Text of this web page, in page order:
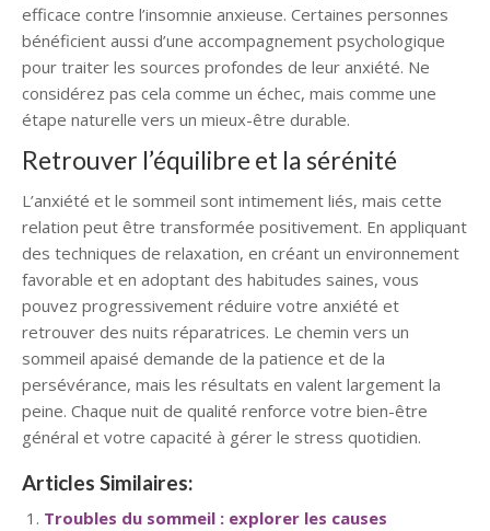
efficace contre l’insomnie anxieuse. Certaines personnes
bénéficient aussi d’une accompagnement psychologique
pour traiter les sources profondes de leur anxiété. Ne
considérez pas cela comme un échec, mais comme une
étape naturelle vers un mieux-être durable.
Retrouver l’équilibre et la sérénité
L’anxiété et le sommeil sont intimement liés, mais cette
relation peut être transformée positivement. En appliquant
des techniques de relaxation, en créant un environnement
favorable et en adoptant des habitudes saines, vous
pouvez progressivement réduire votre anxiété et
retrouver des nuits réparatrices. Le chemin vers un
sommeil apaisé demande de la patience et de la
persévérance, mais les résultats en valent largement la
peine. Chaque nuit de qualité renforce votre bien-être
général et votre capacité à gérer le stress quotidien.
Articles Similaires:
Troubles du sommeil : explorer les causes